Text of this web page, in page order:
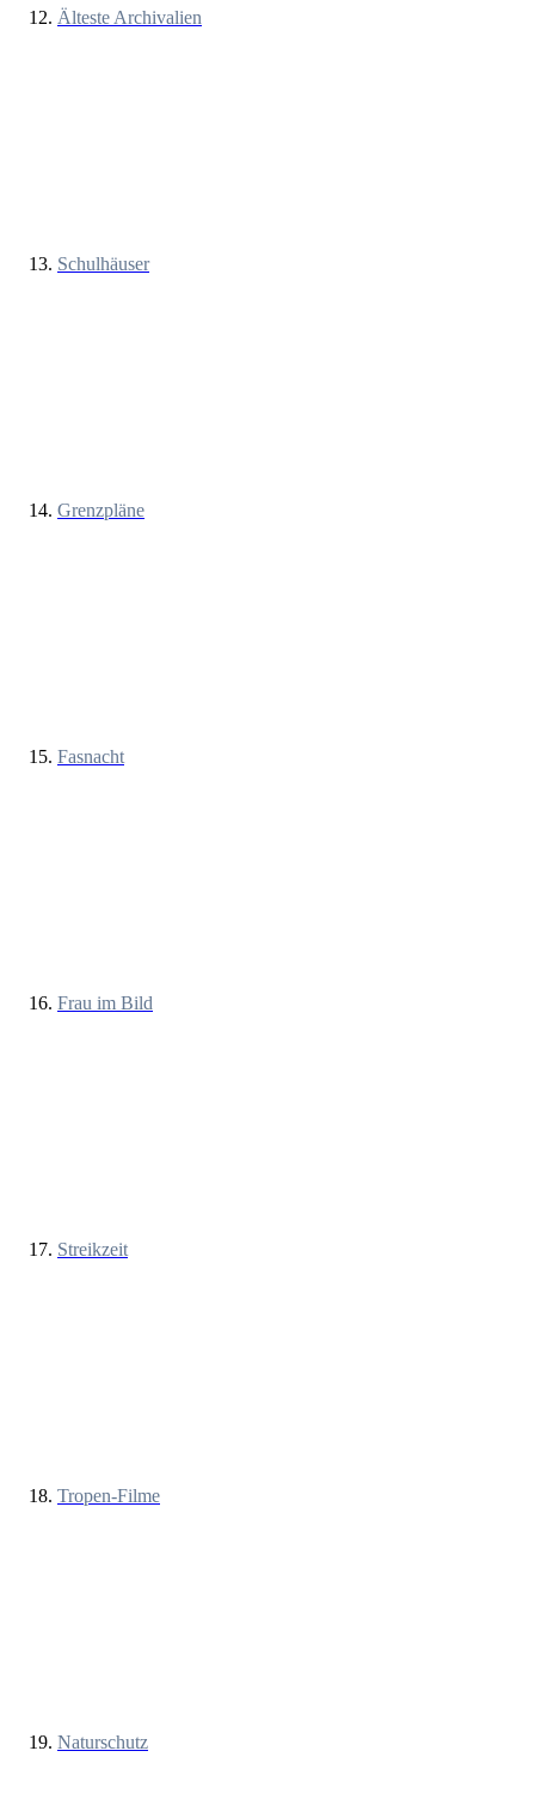
Älteste Archivalien
Schulhäuser
Grenzpläne
Fasnacht
Frau im Bild
Streikzeit
Tropen-Filme
Naturschutz